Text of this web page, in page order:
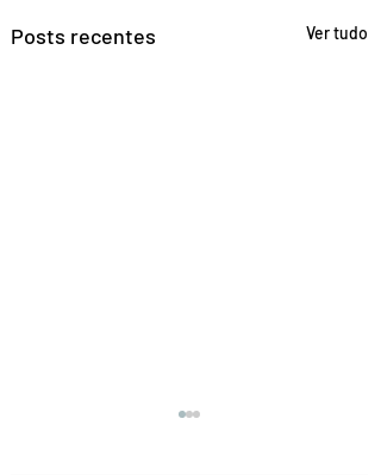
Posts recentes Ver tudo